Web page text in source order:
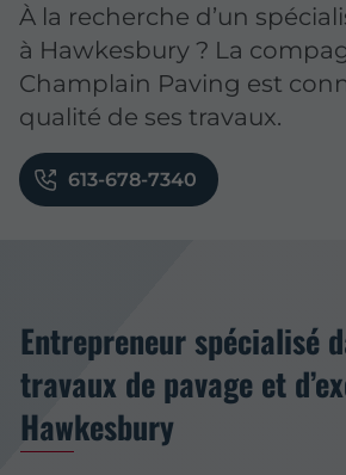
À la recherche d’un
à Hawkesbury ? La
Champlain Paving est
qualité de ses travaux.
613-678-7340
Entrepreneur spécialisé
travaux de pavage et
Hawkesbury